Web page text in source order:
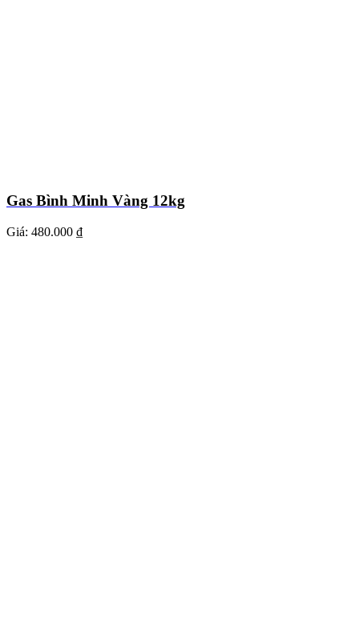
Gas Bình Minh Vàng 12kg
Giá: 480.000 ₫